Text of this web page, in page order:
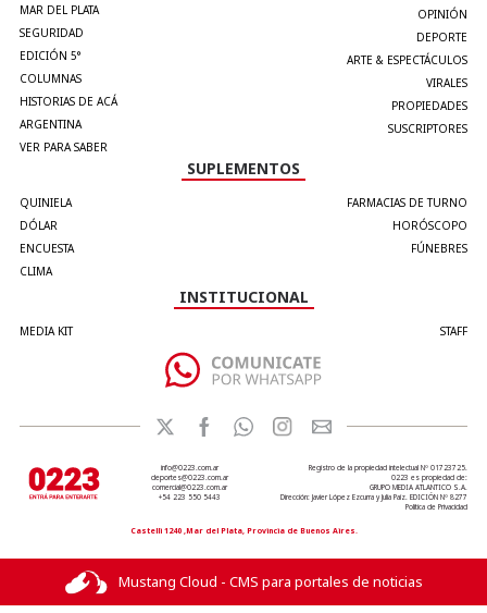
MAR DEL PLATA
SEGURIDAD
EDICIÓN 5°
COLUMNAS
HISTORIAS DE ACÁ
ARGENTINA
VER PARA SABER
OPINIÓN
DEPORTE
ARTE & ESPECTÁCULOS
VIRALES
PROPIEDADES
SUSCRIPTORES
SUPLEMENTOS
QUINIELA
DÓLAR
ENCUESTA
CLIMA
FARMACIAS DE TURNO
HORÓSCOPO
FÚNEBRES
INSTITUCIONAL
MEDIA KIT STAFF
info@0223.com.ar
deportes@0223.com.ar
comercial@0223.com.ar
+54 223 550 5443
Registro de la propiedad intelectual Nº 01723725.
0223 es propiedad de:
GRUPO MEDIA ATLANTICO S.A.
Dirección: Javier López Ezcurra y Julia Paiz. EDICIÓN Nº 8277
Política de Privacidad
Castelli 1240 ,Mar del Plata, Provincia de Buenos Aires.
Mustang Cloud - CMS para portales de noticias